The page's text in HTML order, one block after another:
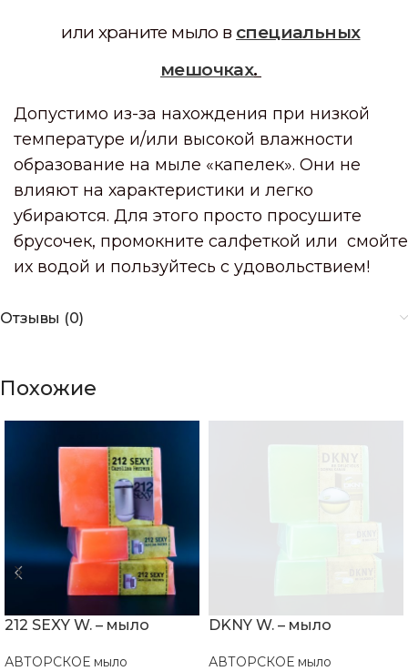
или храните мыло в специальных
мешочках.
Допустимо из-за нахождения при низкой
температуре и/или высокой влажности
образование на мыле «капелек». Они не
влияют на характеристики и легко
убираются. Для этого просто просушите
брусочек, промокните салфеткой или смойте
их водой и пользуйтесь с удовольствием!
Отзывы (0)
Похожие
212 SEXY W. – мыло
АВТОРСКОЕ мыло
DKNY W. – мыло
АВТОРСКОЕ мыло